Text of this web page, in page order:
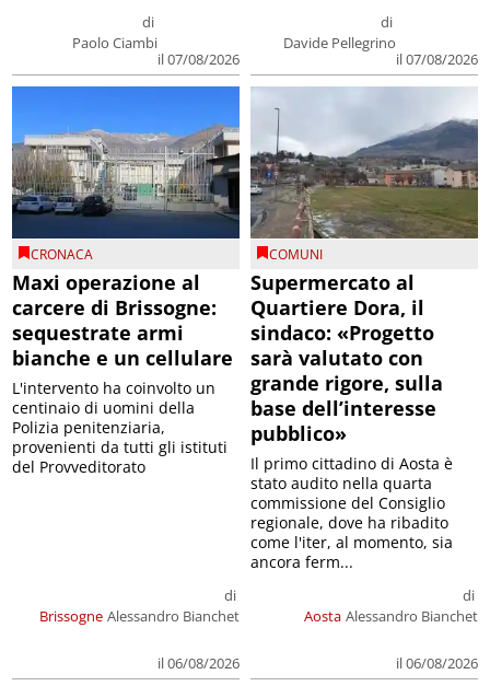
di
Paolo Ciambi
il 07/08/2026
di
Davide Pellegrino
il 07/08/2026
CRONACA
Maxi operazione al
carcere di Brissogne:
sequestrate armi
bianche e un cellulare
Brissogne
di
Alessandro Bianchet
il 06/08/2026
L'intervento ha coinvolto un
centinaio di uomini della
Polizia penitenziaria,
provenienti da tutti gli istituti
del Provveditorato
COMUNI
Supermercato al
Quartiere Dora, il
sindaco: «Progetto
sarà valutato con
grande rigore, sulla
base dell’interesse
pubblico»
Aosta
di
Alessandro Bianchet
il 06/08/2026
Il primo cittadino di Aosta è
stato audito nella quarta
commissione del Consiglio
regionale, dove ha ribadito
come l'iter, al momento, sia
ancora ferm...